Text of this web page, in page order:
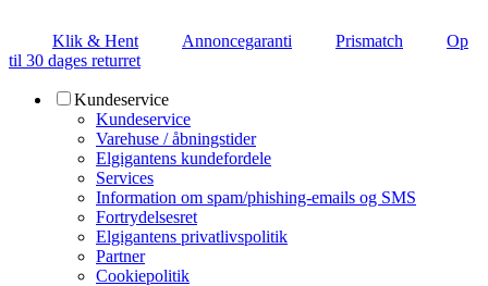
Klik & Hent Annoncegaranti Prismatch
Op
til 30 dages returret
Kundeservice
Kundeservice
Varehuse / åbningstider
Elgigantens kundefordele
Services
Information om spam/phishing-emails og SMS
Fortrydelsesret
Elgigantens privatlivspolitik
Partner
Cookiepolitik